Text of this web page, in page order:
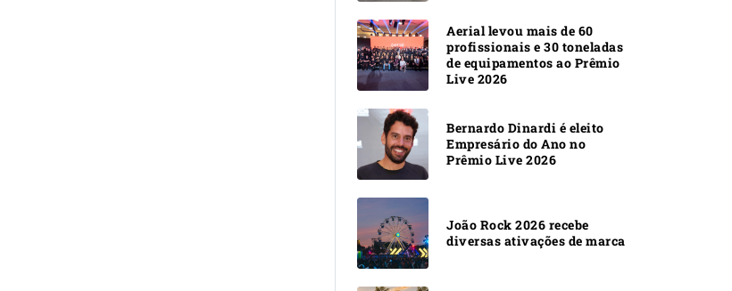
Aerial levou mais de 60
profissionais e 30 toneladas
de equipamentos ao Prêmio
Live 2026
Bernardo Dinardi é eleito
Empresário do Ano no
Prêmio Live 2026
João Rock 2026 recebe
diversas ativações de marca